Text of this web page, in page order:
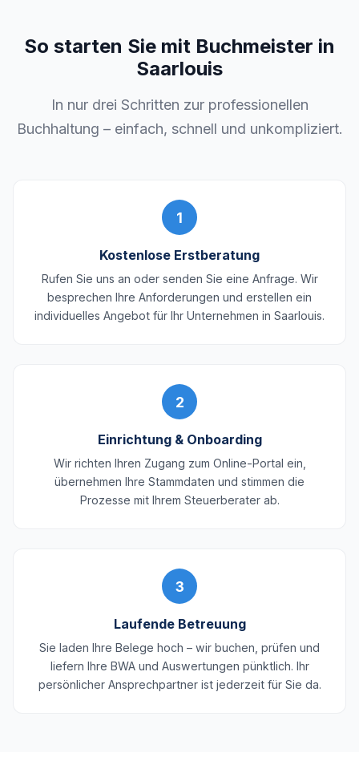
So starten Sie mit Buchmeister in
Saarlouis
In nur drei Schritten zur professionellen
Buchhaltung – einfach, schnell und unkompliziert.
1
Kostenlose Erstberatung
Rufen Sie uns an oder senden Sie eine Anfrage. Wir
besprechen Ihre Anforderungen und erstellen ein
individuelles Angebot für Ihr Unternehmen in Saarlouis.
2
Einrichtung & Onboarding
Wir richten Ihren Zugang zum Online-Portal ein,
übernehmen Ihre Stammdaten und stimmen die
Prozesse mit Ihrem Steuerberater ab.
3
Laufende Betreuung
Sie laden Ihre Belege hoch – wir buchen, prüfen und
liefern Ihre BWA und Auswertungen pünktlich. Ihr
persönlicher Ansprechpartner ist jederzeit für Sie da.